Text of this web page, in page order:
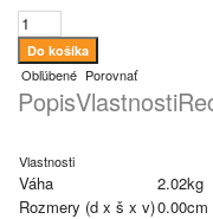
Obľúbené Porovnať
PopisVlastnosti
Vlastnosti
Váha
2.02kg
Rozmery (d x š x v)